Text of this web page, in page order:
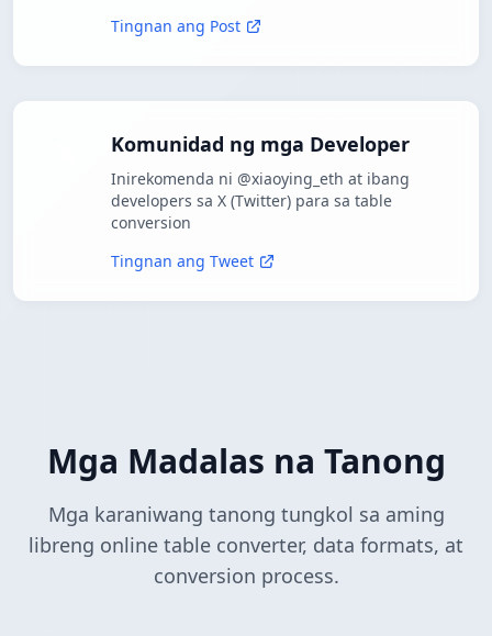
Tingnan ang Post
Komunidad ng mga Developer
Inirekomenda ni @xiaoying_eth at ibang
developers sa X (Twitter) para sa table
conversion
Tingnan ang Tweet
Mga Madalas na Tanong
Mga karaniwang tanong tungkol sa aming
libreng online table converter, data formats, at
conversion process.